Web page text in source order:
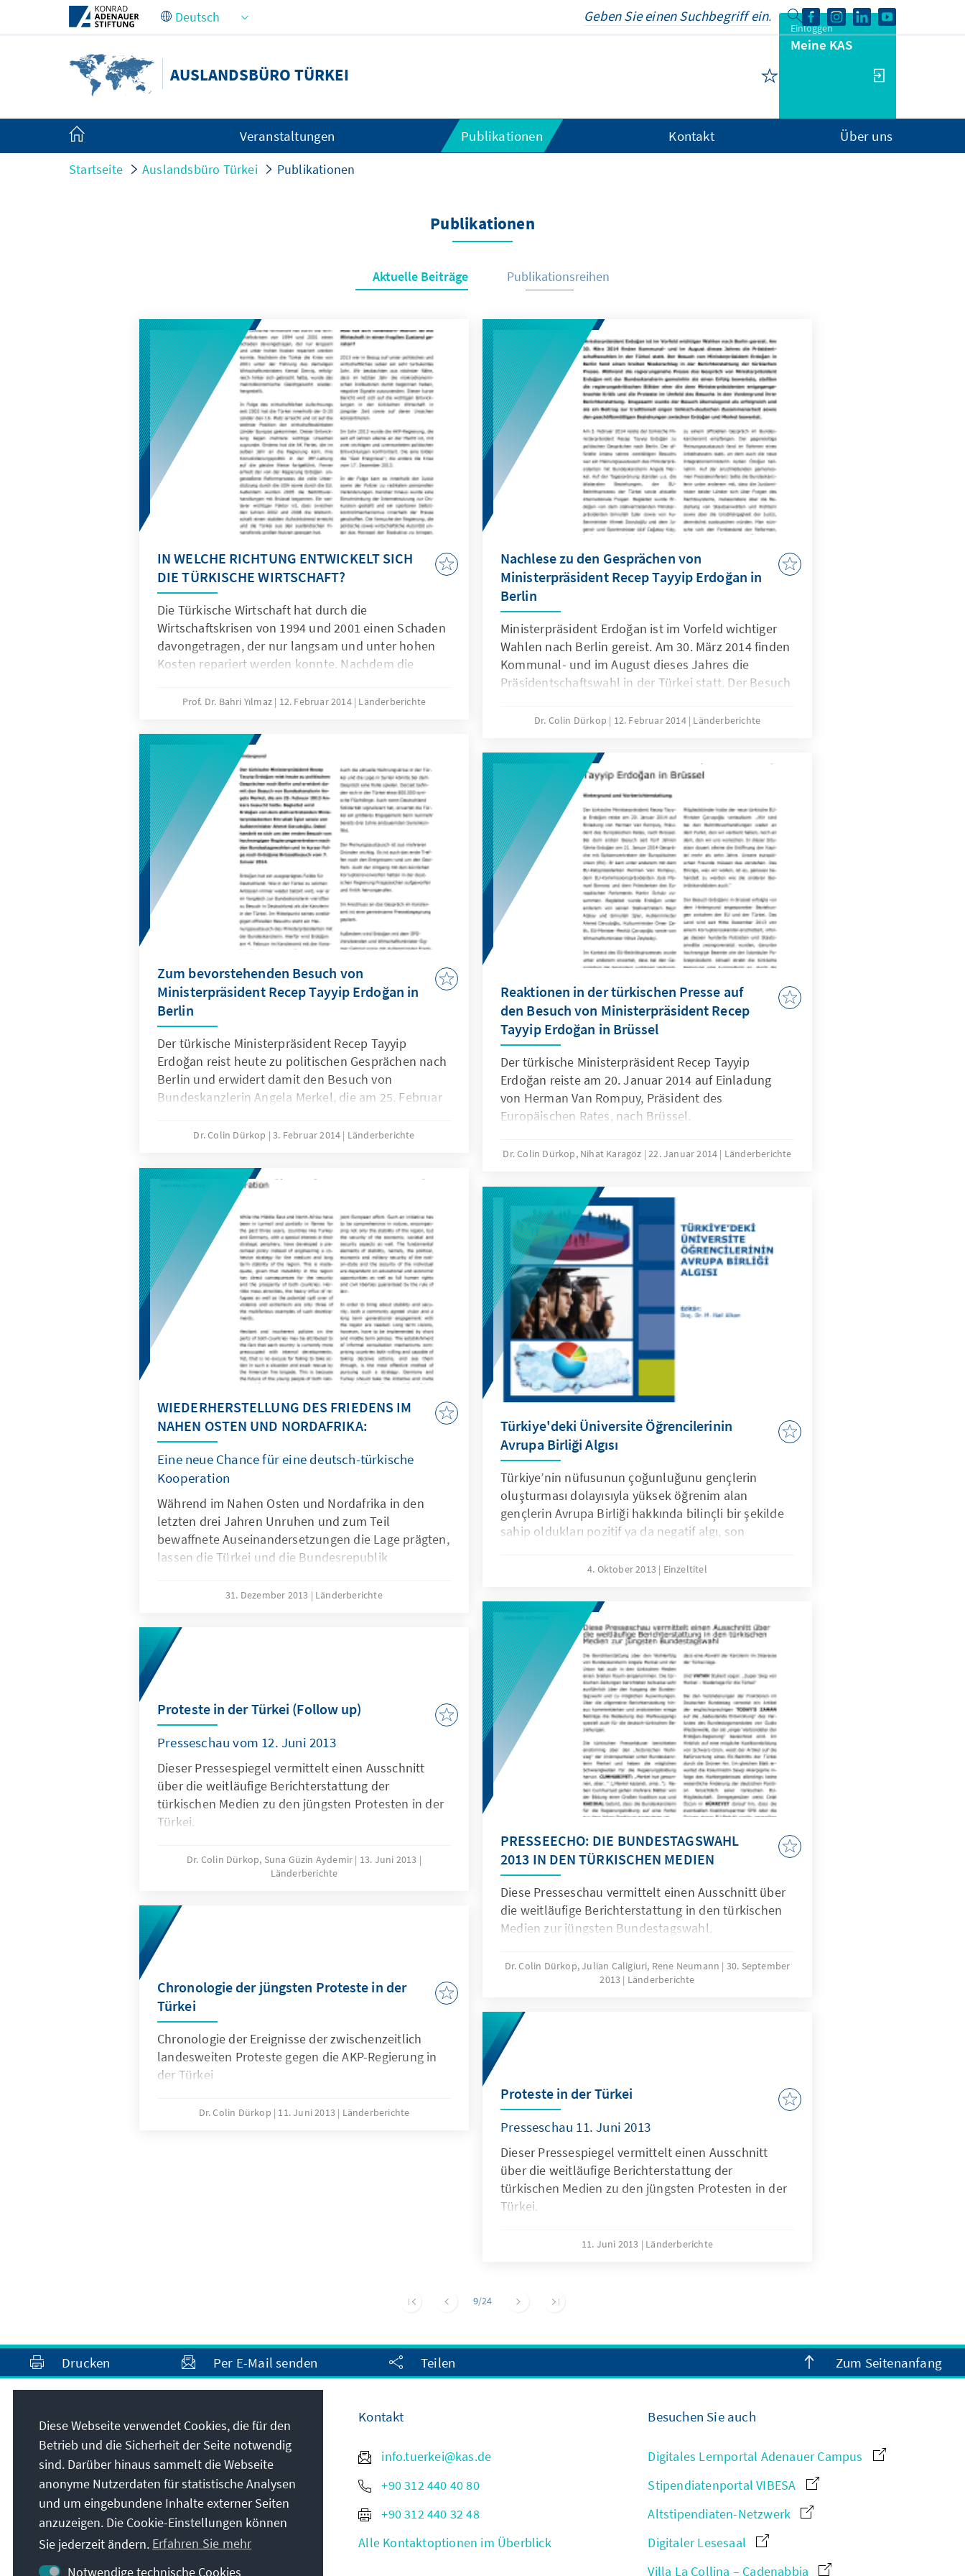
Zum Hauptinhalt springen
AUSLANDSBÜRO TÜRKEI
Einloggen
Meine KAS
Veranstaltungen Publikationen Kontakt Über uns
Startseite Auslandsbüro Türkei Publikationen
Publikationen
Aktuelle Beiträge Publikationsreihen
IN WELCHE RICHTUNG ENTWICKELT SICH
DIE TÜRKISCHE WIRTSCHAFT?
Die Türkische Wirtschaft hat durch die
Wirtschaftskrisen von 1994 und 2001 einen Schaden
davongetragen, der nur langsam und unter hohen
Kosten repariert werden konnte. Nachdem die
damaligen Wirtschaftsministers Kemal Derviş,
makroökonomische Gleichgewicht
wiederhergestellt.
Prof. Dr. Bahri Yılmaz 12. Februar 2014 Länderberichte
Nachlese zu den Gesprächen von
Ministerpräsident Recep Tayyip Erdoğan in
Berlin
Ministerpräsident Erdoğan ist im Vorfeld wichtiger
Wahlen nach Berlin gereist. Am 30. März 2014 finden
Kommunal- und im August dieses Jahres die
Präsidentschaftswahl in der Türkei statt. Der Besuch
breiten Niederschlag in der Berichterstattung der
Dr. Colin Dürkop 12. Februar 2014 Länderberichte
Zum bevorstehenden Besuch von
Ministerpräsident Recep Tayyip Erdoğan in
Berlin
Der türkische Ministerpräsident Recep Tayyip
Erdoğan reist heute zu politischen Gesprächen nach
Berlin und erwidert damit den Besuch von
Bundeskanzlerin Angela Merkel, die am 25. Februar
von dem stellvertretenden Ministerpräsidenten
Davutoğlu. Dabei handelt es sich um den ersten
Besuch von hochrangigen Regierungsvertretern
nach den Bundestagswahlen und in kurzer Folge
nach Erdoğans Brüsselbesuch vom 7. Januar 2014.
Dr. Colin Dürkop 3. Februar 2014 Länderberichte
Reaktionen in der türkischen Presse auf
den Besuch von Ministerpräsident Recep
Tayyip Erdoğan in Brüssel
Der türkische Ministerpräsident Recep Tayyip
Erdoğan reiste am 20. Januar 2014 auf Einladung
von Herman Van Rompuy, Präsident des
Europäischen Rates, nach Brüssel.
Dr. Colin Dürkop, Nihat Karagöz 22. Januar 2014 Länderberichte
WIEDERHERSTELLUNG DES FRIEDENS IM
NAHEN OSTEN UND NORDAFRIKA:
Eine neue Chance für eine deutsch-türkische
Kooperation
Während im Nahen Osten und Nordafrika in den
letzten drei Jahren Unruhen und zum Teil
bewaffnete Auseinandersetzungen die Lage prägten,
lassen die Türkei und die Bundesrepublik
Entwicklungen in unterschiedlichem Maße betroffen
mittel- und langfristige Stabilität in der Region
fördern würde.
31. Dezember 2013 Länderberichte
Türkiye'deki Üniversite Öğrencilerinin
Avrupa Birliği Algısı
Türkiye’nin nüfusunun çoğunluğunu gençlerin
oluşturması dolayısıyla yüksek öğrenim alan
gençlerin Avrupa Birliği hakkında bilinçli bir şekilde
sahip oldukları pozitif ya da negatif algı, son
gelişmeler ışığında genel tablonun ortaya çıkarılması
Türkiye’de üniversite eğitimi alan gençlerin Avrupa
Birliği’ne yönelik algılarının belirlenmesi ve bu
çerçevede ileriye dönük stratejilerin geliştirilmesine
katkı sağlanması amacıyla ortaya çıkarılmıştır.
4. Oktober 2013 Einzeltitel
PRESSEECHO: DIE BUNDESTAGSWAHL
2013 IN DEN TÜRKISCHEN MEDIEN
Diese Presseschau vermittelt einen Ausschnitt über
die weitläufige Berichterstattung in den türkischen
Medien zur jüngsten Bundestagswahl.
Dr. Colin Dürkop, Julian Caligiuri, Rene Neumann
30. September
2013
Länderberichte
Proteste in der Türkei (Follow up)
Presseschau vom 12. Juni 2013
Dieser Pressespiegel vermittelt einen Ausschnitt
über die weitläufige Berichterstattung der
türkischen Medien zu den jüngsten Protesten in der
Türkei.
Dr. Colin Dürkop, Suna Güzin Aydemir
13. Juni 2013
Länderberichte
Chronologie der jüngsten Proteste in der
Türkei
Chronologie der Ereignisse der zwischenzeitlich
landesweiten Proteste gegen die AKP-Regierung in
der Türkei
Dr. Colin Dürkop 11. Juni 2013 Länderberichte
Proteste in der Türkei
Presseschau 11. Juni 2013
Dieser Pressespiegel vermittelt einen Ausschnitt
über die weitläufige Berichterstattung der
türkischen Medien zu den jüngsten Protesten in der
Türkei.
11. Juni 2013 Länderberichte
9/24
Drucken Per E-Mail senden Teilen Zum Seitenanfang
Anschrift
Konrad-Adenauer-Stiftung e.V.
Auslandsbüro Türkei
Ahmet Rasim Sokak 27
06690Cankaya-Ankara
Türkei
Kontakt
info.tuerkei@kas.de
+90 312 440 40 80
+90 312 440 32 48
Alle Kontaktoptionen im Überblick
Besuchen Sie auch
Digitales Lernportal Adenauer Campus
Stipendiatenportal VIBESA
Altstipendiaten-Netzwerk
Digitaler Lesesaal
Villa La Collina – Cadenabbia
Diese Webseite verwendet Cookies, die für den
Betrieb und die Sicherheit der Seite notwendig
sind. Darüber hinaus sammelt die Webseite
anonyme Nutzerdaten für statistische Analysen
und um eingebundene Inhalte externer Seiten
anzuzeigen. Die Cookie-Einstellungen können
Sie jederzeit ändern. Erfahren Sie mehr
Notwendige technische Cookies